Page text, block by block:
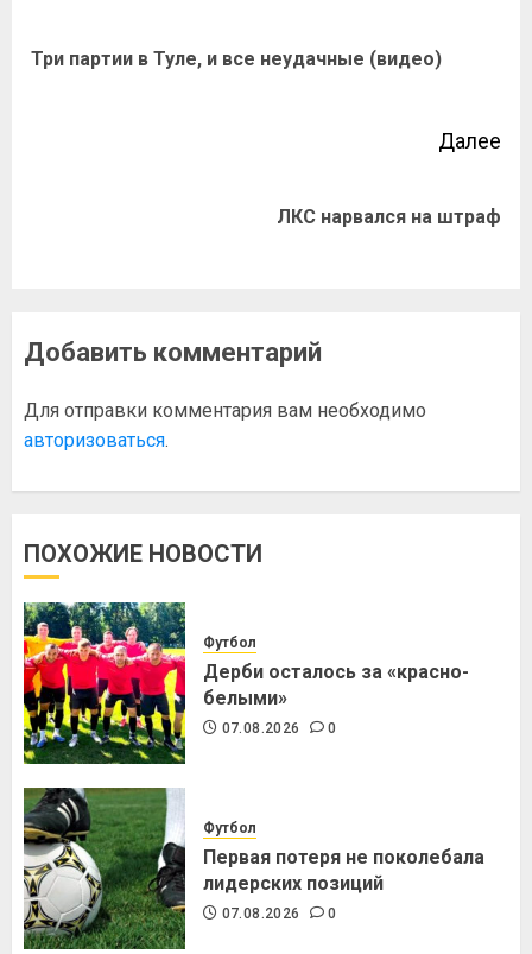
Три партии в Туле, и все неудачные (видео)
Далее
ЛКС нарвался на штраф
Добавить комментарий
Для отправки комментария вам необходимо
авторизоваться.
ПОХОЖИЕ НОВОСТИ
Футбол
Дерби осталось за «красно-
белыми»
07.08.2026 0
Футбол
Первая потеря не поколебала
лидерских позиций
07.08.2026 0